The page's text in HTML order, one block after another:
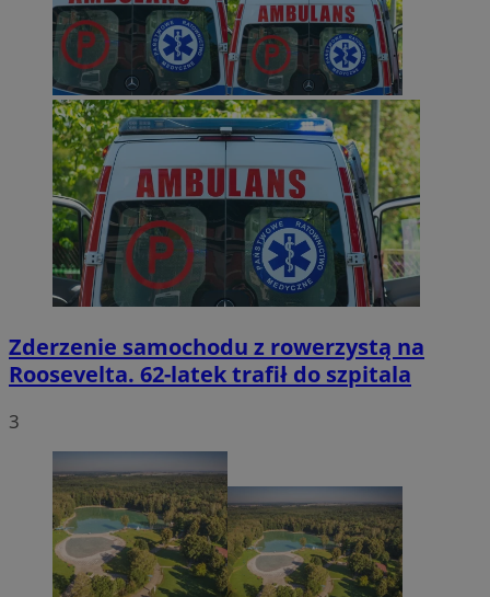
Zderzenie samochodu z rowerzystą na
Roosevelta. 62-latek trafił do szpitala
3